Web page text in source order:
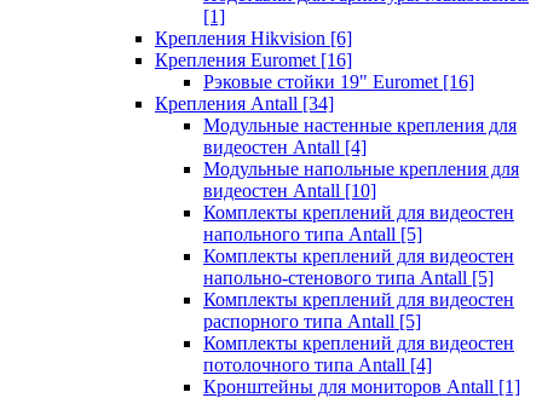
[1]
Крепления Hikvision [6]
Крепления Euromet [16]
Рэковые стойки 19" Euromet [16]
Крепления Antall [34]
Модульные настенные крепления для
видеостен Antall [4]
Модульные напольные крепления для
видеостен Antall [10]
Комплекты креплений для видеостен
напольного типа Antall [5]
Комплекты креплений для видеостен
напольно-стенового типа Antall [5]
Комплекты креплений для видеостен
распорного типа Antall [5]
Комплекты креплений для видеостен
потолочного типа Antall [4]
Кронштейны для мониторов Antall [1]